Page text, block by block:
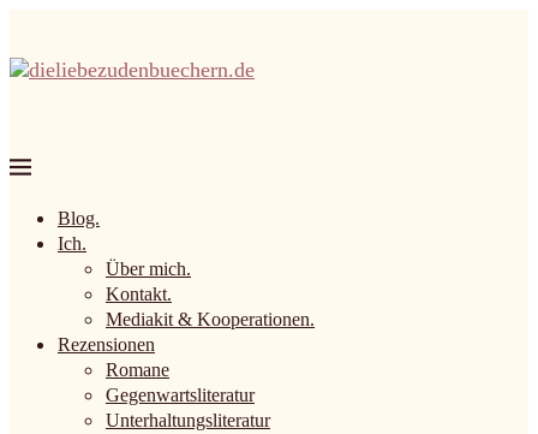
Blog.
Ich.
Über mich.
Kontakt.
Mediakit & Kooperationen.
Rezensionen
Romane
Gegenwartsliteratur
Unterhaltungsliteratur